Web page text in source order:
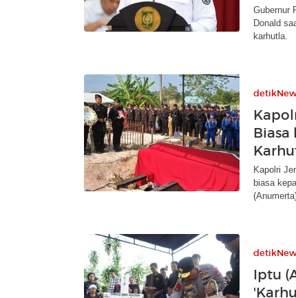
Gubernur
Donald
karhutla.
Biasa
Kapolri
biasa
Iptu